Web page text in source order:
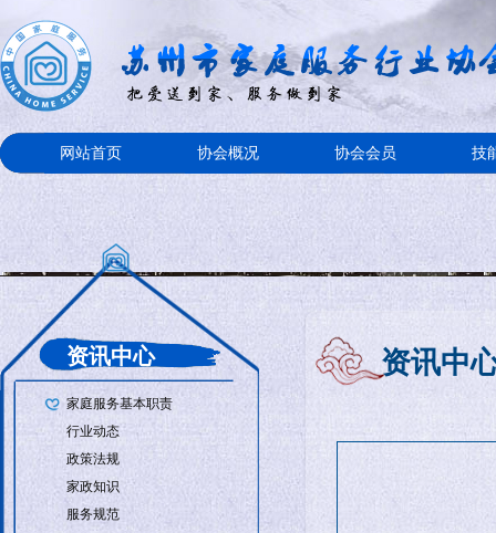
网站首页 协会概况 协会会员 技
资讯中心
家庭服务基本职责
行业动态
政策法规
家政知识
服务规范
资讯中